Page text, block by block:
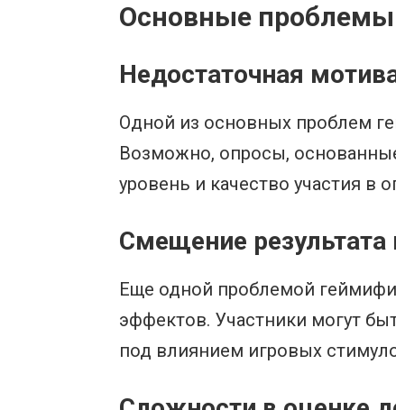
Основные проблемы
Недостаточная
Одной из основных проблем
Возможно, опросы,
уровень и качество участия в
Смещение
Еще одной проблемой
эффектов. Участники могут
под влиянием игровых